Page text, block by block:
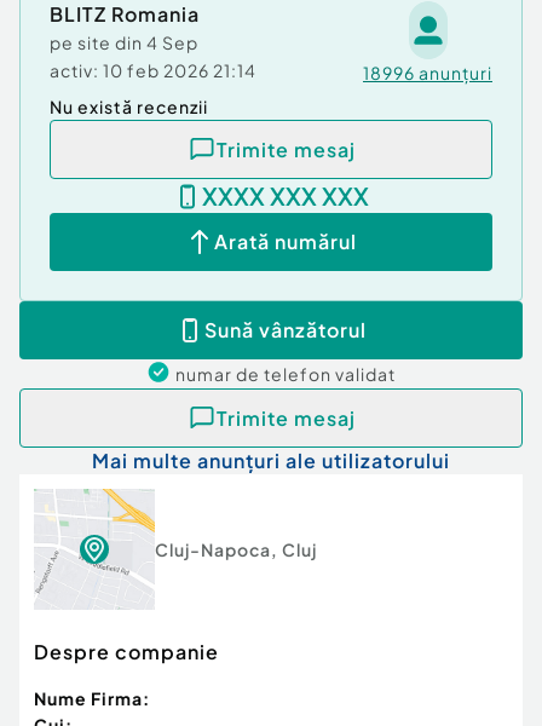
BLITZ Romania
pe site din 4 Sep
activ: 10 feb 2026 21:14 18996 anunțuri
Nu există recenzii
Trimite mesaj
XXXX XXX XXX
Arată numărul
Sună vânzătorul
numar de telefon validat
Trimite mesaj
Mai multe anunțuri ale utilizatorului
Cluj-Napoca, Cluj
Despre companie
Nume Firma: